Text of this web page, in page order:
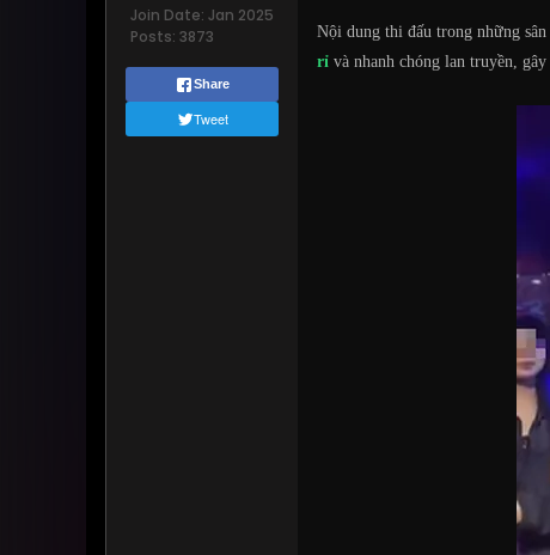
Join Date: Jan 2025
Posts: 3873
Share
Tweet
Nội dung thi đấu trong những
rỉ và nhanh chóng lan truyền,